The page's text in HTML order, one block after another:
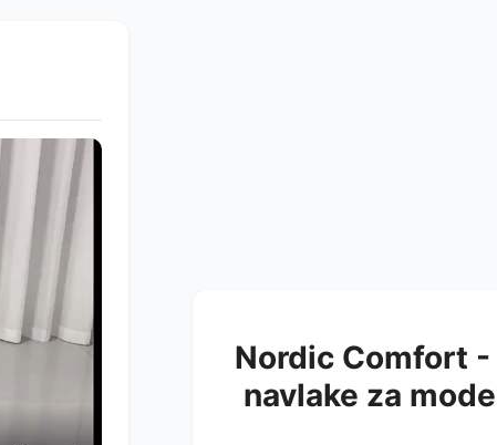
Nordic Comfort
navlake za